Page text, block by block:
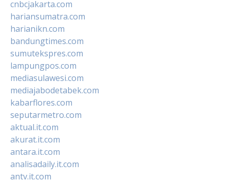
cnbcjakarta.com
hariansumatra.com
harianikn.com
bandungtimes.com
sumutekspres.com
lampungpos.com
mediasulawesi.com
mediajabodetabek.com
kabarflores.com
seputarmetro.com
aktual.it.com
akurat.it.com
antara.it.com
analisadaily.it.com
antv.it.com